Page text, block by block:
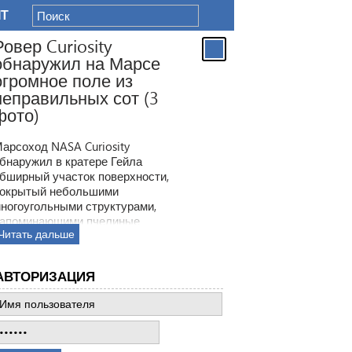
Curiosity
на Марсе
поле из
сот (3
NASA Curiosity
в кратере Гейла
участок поверхности,
небольшими
структурами,
пчелиные
Ранее ровер находил
все предыдущее такие
дальше